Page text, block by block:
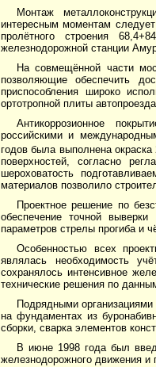
Монтаж
интересным моментам
пролётного строения
железнодорожной станции
На совмещённой части
позволяющие обеспечить
приспособления широко
ортотропной плиты
Антикоррозионное
российскими и
годов была выполнена
поверхностей, согласно
шероховатость
материалов позволило
Проектное решение по
обеспечение точной
параметров стрелы прогиба и
Особенностью всех
являлась необходимость
сохранялось интенсивное
технические решения по
Подрядными
на фундаментах из
сборки, сварка элементов
В июне 1998 года был
железнодорожного движения